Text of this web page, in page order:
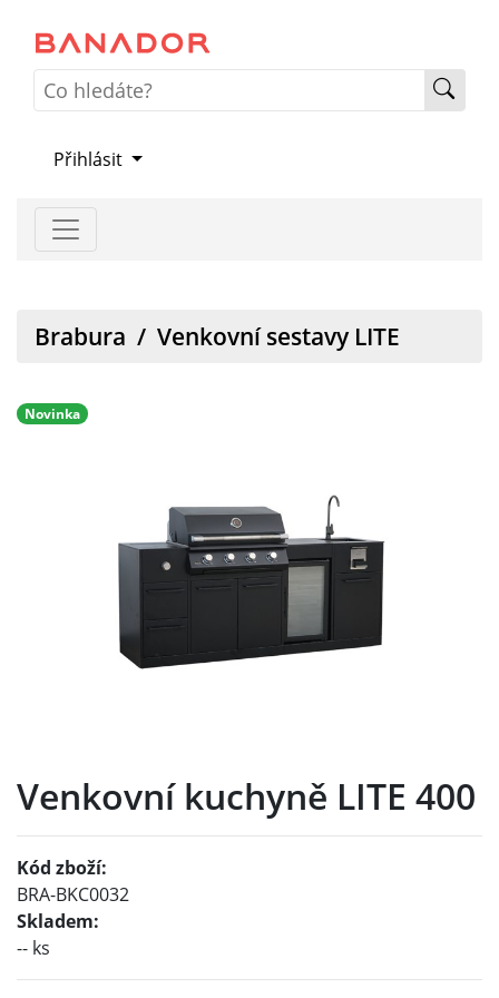
Přihlásit
Brabura / Venkovní sestavy LITE
Novinka
Venkovní kuchyně LITE 400
Kód zboží:
BRA-BKC0032
Skladem:
-- ks